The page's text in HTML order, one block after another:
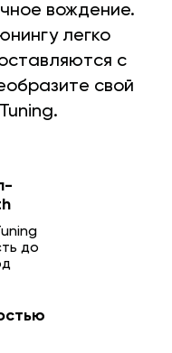
вождение.
легко
с
свой
до